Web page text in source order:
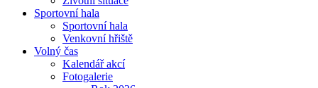
Sportovní hala
Sportovní hala
Venkovní hřiště
Volný čas
Kalendář akcí
Fotogalerie